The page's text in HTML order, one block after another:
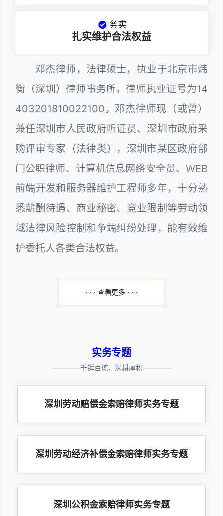
务实
扎实维护合法权益
邓杰律师，法律硕士，执业于北京市炜
衡（深圳）律师事务所，律师执业证号为14
403201810022100。邓杰律师现（或曾）
兼任深圳市人民政府听证员、深圳市政府采
购评审专家（法律类），深圳市某区政府部
门公职律师、计算机信息网络安全员、WEB
前端开发和服务器维护工程师多年，十分熟
悉薪酬待遇、商业秘密、竞业限制等劳动领
域法律风险控制和争端纠纷处理，能有效维
护委托人各类合法权益。
· · · 查看更多 · · ·
实务专题
————千锤百炼、深耕厚积————
深圳劳动赔偿金索赔律师实务专题
深圳劳动经济补偿金索赔律师实务专题
深圳公积金索赔律师实务专题